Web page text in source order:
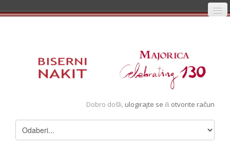
Registracija
Pregledani artikli
Dobro došli, ulogirajte se ili otvorite račun